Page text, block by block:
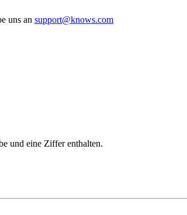
uns an support@knows.com
und eine Ziffer enthalten.